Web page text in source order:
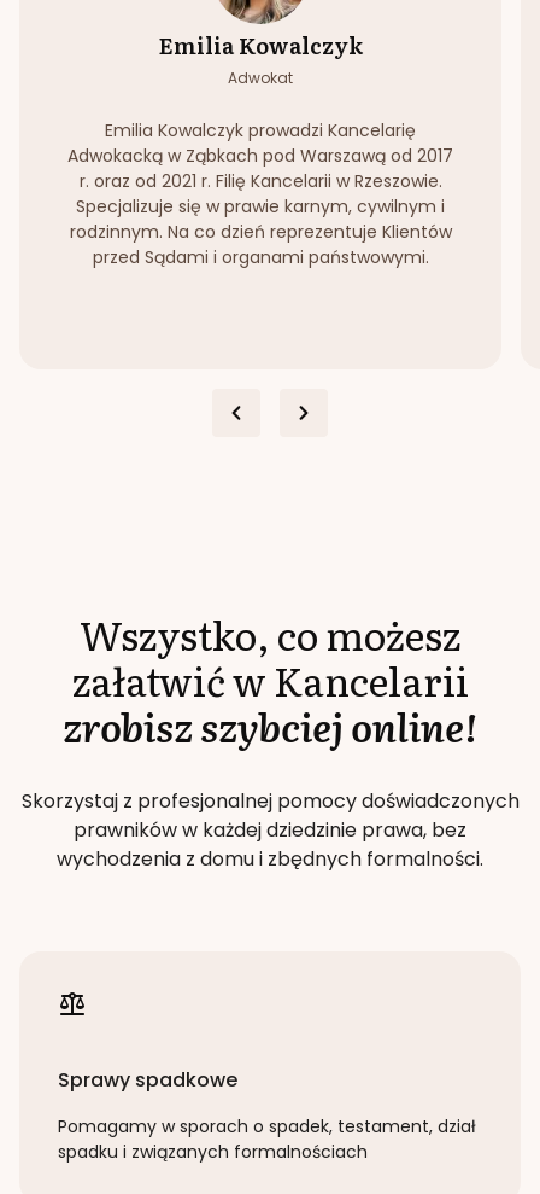
Emilia Kowalczyk
Adwokat
Emilia Kowalczyk prowadzi Kancelarię
Adwokacką w Ząbkach pod Warszawą od 2017
r. oraz od 2021 r. Filię Kancelarii w Rzeszowie.
Specjalizuje się w prawie karnym, cywilnym i
rodzinnym. Na co dzień reprezentuje Klientów
przed Sądami i organami państwowymi.
Wszystko, co możesz
załatwić w Kancelarii
zrobisz szybciej online!
Skorzystaj z profesjonalnej pomocy doświadczonych
prawników w każdej dziedzinie prawa, bez
wychodzenia z domu i zbędnych formalności.
Sprawy spadkowe
Pomagamy w sporach o spadek, testament, dział
spadku i związanych formalnościach